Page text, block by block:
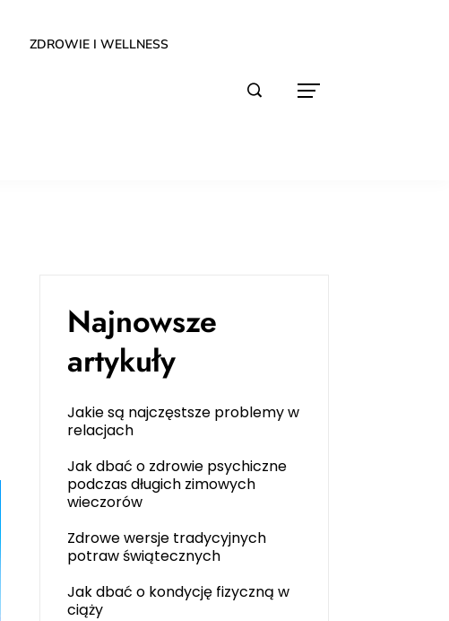
ZDROWIE I WELLNESS
Najnowsze
artykuły
Jakie są najczęstsze problemy w
relacjach
Jak dbać o zdrowie psychiczne
podczas długich zimowych
wieczorów
Zdrowe wersje tradycyjnych
potraw świątecznych
Jak dbać o kondycję fizyczną w
ciąży